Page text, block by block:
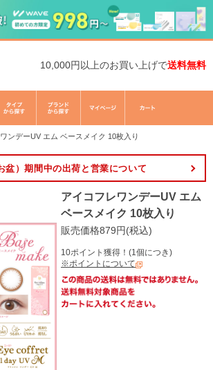
10,000円以上のお買い上げで送料無料
ンデーUV エム ベースメイク 10枚入り
盆）期間中の出荷と営業について
アイコフレワンデーUV エム
ベースメイク 10枚入り
販売価格879円(税込)
10ポイント獲得！(1個につき)
※ポイントについて